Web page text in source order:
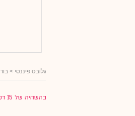
גלובס פיננסי >
בהשהיה של 15 דק'